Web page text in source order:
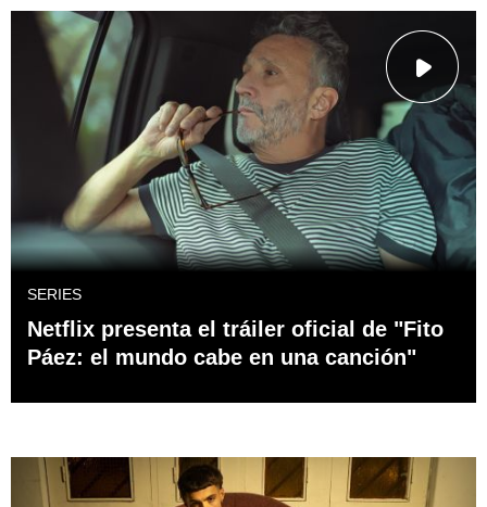
SERIES
Netflix presenta el tráiler oficial de "Fito
Páez: el mundo cabe en una canción"